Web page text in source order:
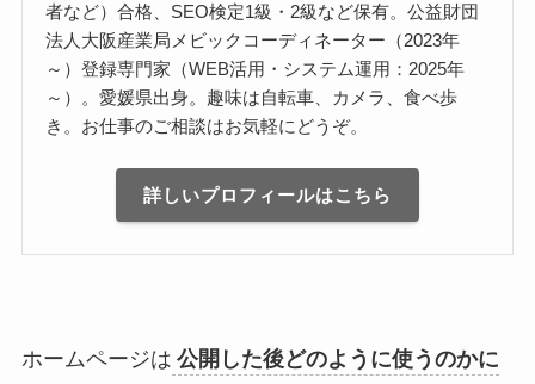
者など）合格、SEO検定1級・2級など保有。公益財団
法人大阪産業局メビックコーディネーター（2023年
～）登録専門家（WEB活用・システム運用：2025年
～）。愛媛県出身。趣味は自転車、カメラ、食べ歩
き。お仕事のご相談はお気軽にどうぞ。
詳しいプロフィールはこちら
ホームページは 公開した後どのように使うのかに